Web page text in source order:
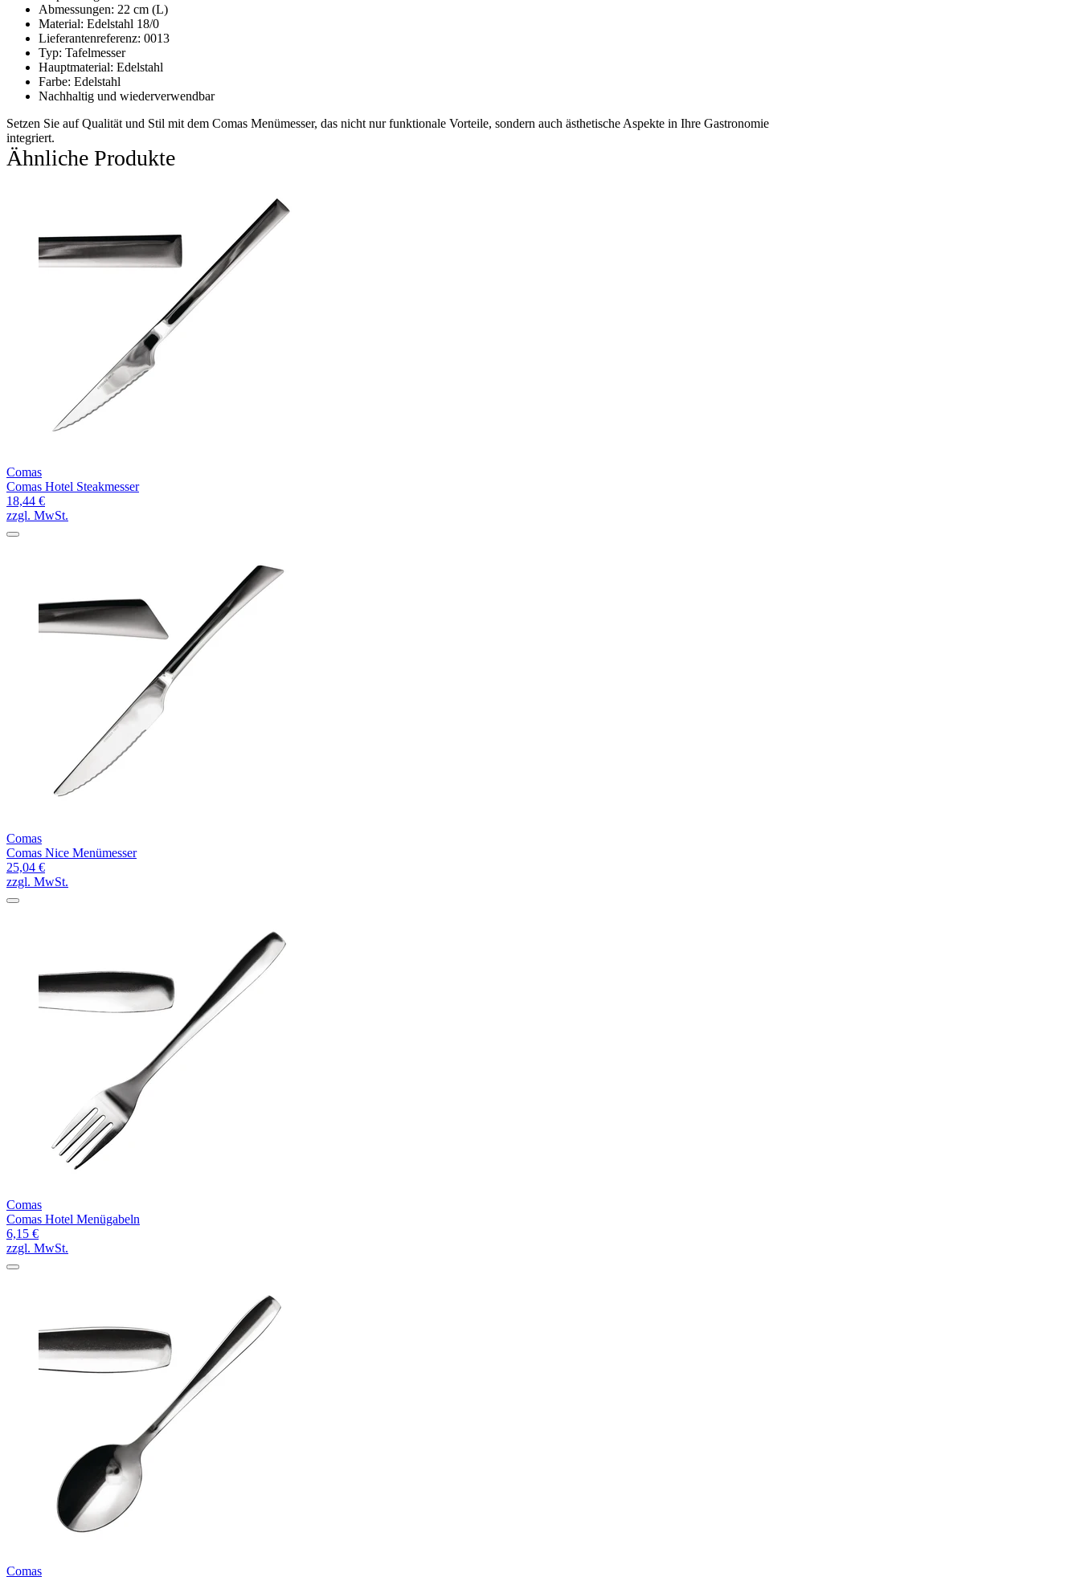
Abmessungen: 22 cm (L)
Material: Edelstahl 18/0
Lieferantenreferenz: 0013
Typ: Tafelmesser
Hauptmaterial: Edelstahl
Farbe: Edelstahl
Nachhaltig und wiederverwendbar
Setzen Sie auf Qualität und Stil mit dem Comas Menümesser, das nicht nur funktionale Vorteile, sondern auch ästhetische Aspekte in Ihre Gastronomie
integriert.
Ähnliche Produkte
Comas
Comas Hotel Steakmesser
18,44 €
zzgl. MwSt.
Comas
Comas Nice Menümesser
25,04 €
zzgl. MwSt.
Comas
Comas Hotel Menügabeln
6,15 €
zzgl. MwSt.
Comas